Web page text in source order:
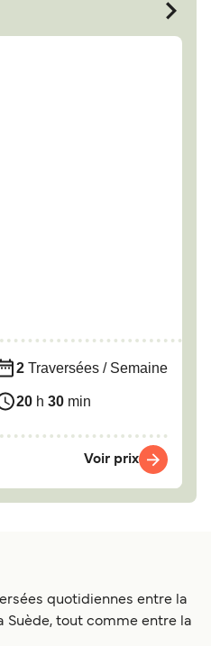
2 Traversées / Semaine
20 h 30 min
Voir prix
quotidiennes entre la
Suède, tout comme entre la